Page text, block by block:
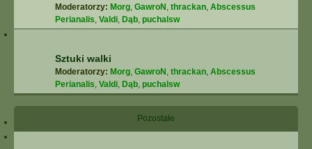
Moderatorzy: Morg, GawroN , thrackan, Abscessus
Perianalis, Valdi, Dąb, puchalsw
Sztuki walki
Moderatorzy: Morg, GawroN , thrackan, Abscessus
Perianalis, Valdi, Dąb, puchalsw
Pozostałe